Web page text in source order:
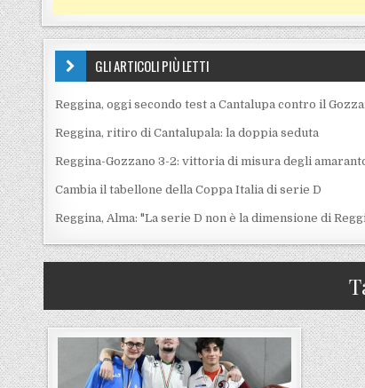
GLI ARTICOLI PIÙ LETTI
Reggina, oggi secondo test a Cantalupa contro il
Reggina, ritiro di Cantalupala: la doppia seduta
Reggina-Gozzano 3-2: vittoria di misura degli
Cambia il tabellone della Coppa Italia di serie D
Reggina, Alma: "La serie D non è la dimensione di